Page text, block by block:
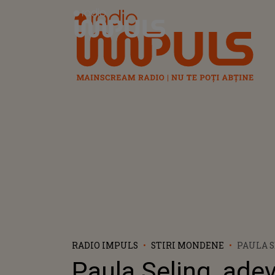
Radio Impuls
RADIO IMPULS STIRI MONDENE
PAULA